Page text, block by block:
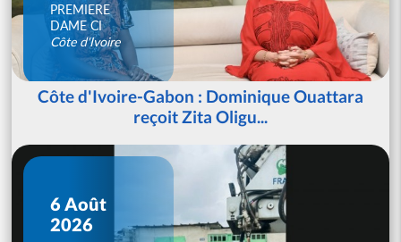
PREMIERE
DAME CI
Côte d'Ivoire
Côte d'Ivoire-Gabon : Dominique Ouattara
reçoit Zita Oligu...
6 Août
2026